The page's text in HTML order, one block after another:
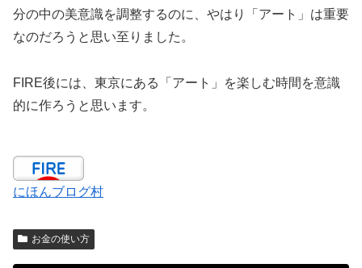
分の中の美意識を調整するのに、やはり「アート」は重要
なのだろうと思い至りました。
FIRE後には、東京にある「アート」を楽しむ時間を意識
的に作ろうと思います。
にほんブログ村
お金の使い方